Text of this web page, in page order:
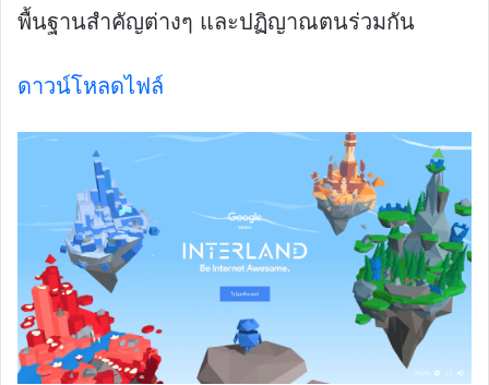
พื้นฐานสำคัญต่างๆ และปฏิญาณตนร่วมกัน
ดาวน์โหลดไฟล์